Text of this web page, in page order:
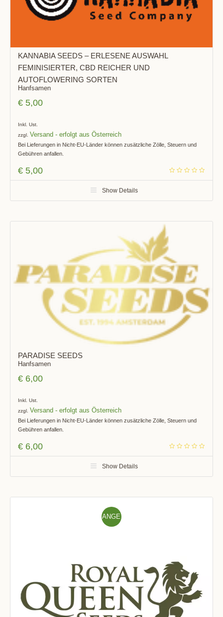
KANNABIA SEEDS – ERLESENE AUSWAHL
FEMINISIERTER, CBD REICHER UND
AUTOFLOWERING SORTEN
Hanfsamen
€ 5,00
Inkl. Ust.
zzgl. Versand
Bei Lieferungen in Nicht-EU-Länder können zusätzliche Zölle, Steuern und
Gebühren anfallen.
€ 5,00
Show Details
PARADISE SEEDS
Hanfsamen
€ 6,00
Inkl. Ust.
zzgl. Versand
Bei Lieferungen in Nicht-EU-Länder können zusätzliche Zölle, Steuern und
Gebühren anfallen.
€ 6,00
Show Details
ANGE